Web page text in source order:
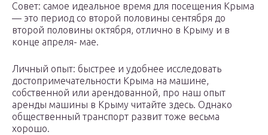
Совет: самое идеальное время для посещения Крыма
— это период со второй половины сентября до
второй половины октября, отлично в Крыму и в
конце апреля- мае.
Личный опыт: быстрее и удобнее исследовать
достопримечательности Крыма на машине,
собственной или арендованной, про наш опыт
аренды машины в Крыму читайте здесь. Однако
общественный транспорт развит тоже весьма
хорошо.